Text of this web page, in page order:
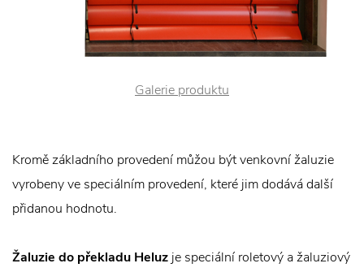
Galerie produktu
Kromě základního provedení můžou být venkovní žaluzie
vyrobeny ve speciálním provedení, které jim dodává další
přidanou hodnotu.
Žaluzie do překladu Heluz je speciální roletový a žaluziový